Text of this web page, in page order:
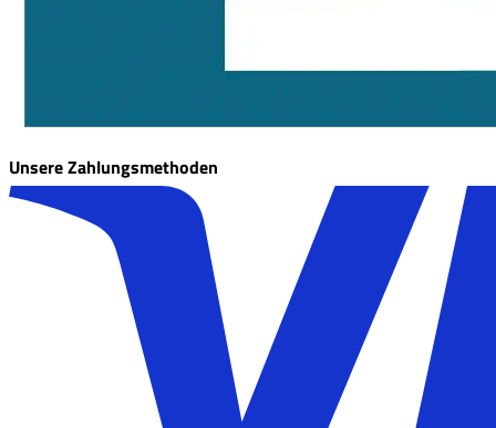
Unsere Zahlungsmethoden